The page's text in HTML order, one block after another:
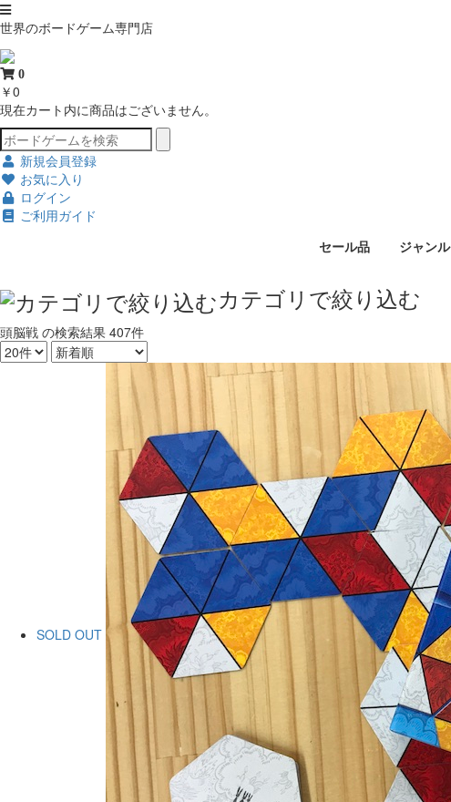
世界のボードゲーム専門店
0
￥0
現在カート内に商品はございません。
新規会員登録
お気に入り
ログイン
ご利用ガイド
セール品
ジャンル
カテゴリで絞り込む
頭脳戦 の検索結果 407件
SOLD OUT